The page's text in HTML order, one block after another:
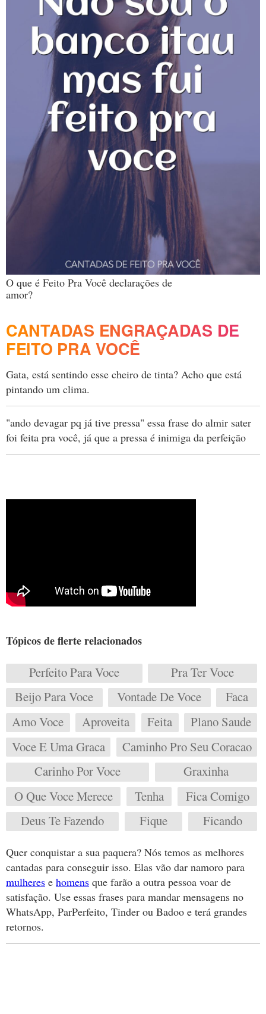
O que é Feito Pra Você declarações de
amor?
CANTADAS ENGRAÇADAS DE
FEITO PRA VOCÊ
Gata, está sentindo esse cheiro de tinta? Acho que está
pintando um clima.
"ando devagar pq já tive pressa" essa frase do almir sater
foi feita pra você, já que a pressa é inimiga da perfeição
Tópicos de flerte relacionados
Perfeito Para Voce
Pra Ter Voce
Beijo Para Voce
Vontade De Voce
Faca
Amo Voce
Aproveita Feita
Plano Saude
Voce E Uma Graca
Caminho Pro Seu Coracao
Carinho Por Voce
Graxinha
O Que Voce Merece
Tenha
Fica Comigo
Deus Te Fazendo
Fique Ficando
Quer conquistar a sua paquera? Nós temos as melhores
cantadas para conseguir isso. Elas vão dar namoro para
mulheres e homens que farão a outra pessoa voar de
satisfação. Use essas frases para mandar mensagens no
WhatsApp, ParPerfeito, Tinder ou Badoo e terá grandes
retornos.